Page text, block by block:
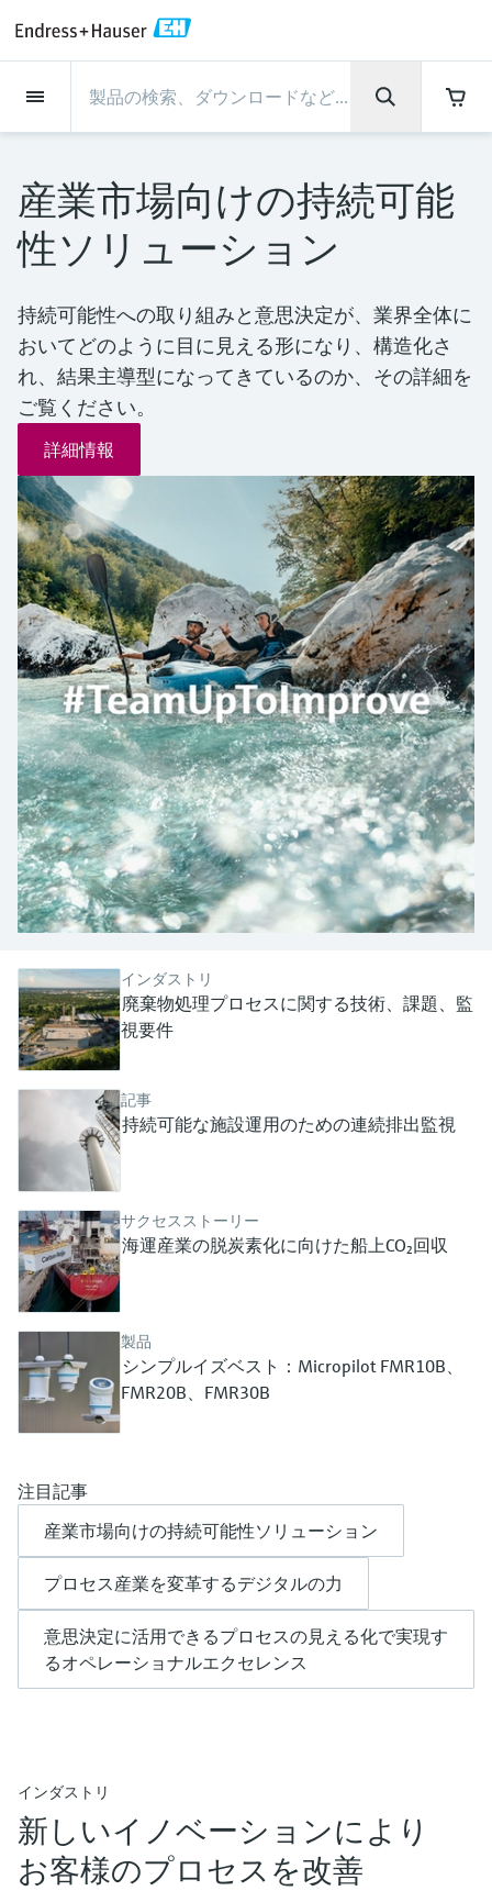
製品
流量計
レベル計・レベルスイッチ
水質分析
温度計
圧力 / 差圧伝送器
記録計・システム製品
化学成分の光学式分析
Netilion IIoT
ソフトウェア
製品ツール
製品ファインダ
製品の特性から、製品を検索できます。
製品選定ツール『Applicator』
用途に応じて製品を検索・選定・構成
ー）
機器固有の情報とドキュメント（取扱説明
書、技術仕様書、後継製品、スペアパー
ツ）を見つける
スペアパーツの検索
製品ルート、注文コード、またはシリアル
番号から予備部品を検索
流量計
電磁流量計
コリオリ質量流量計
超音波流量計
渦流量計
熱式質量流量計
差圧流量測定
製品一覧
レベル計・レベルスイッ
レーダーレベル計
ガイドレーダーレベル計
超音波式レベル計
静電容量式レベル計
静圧レベル測定
導電率式レベル計
フロート式レベルスイッチ
放射線式レベル計
パドル式レベルスイッチ
サーボ式レベル計
機械式レベル計
マイクロ波バリアレベル測定
圧力を使用したレベル測定
製品一覧
水質分析
pHセンサおよび変換器
Conductivity sensors & transmitters
濁度センサ & 変換器
塩素センサ & 変換器
溶存酸素センサおよび変換器
実験器具
自動ウォーターサンプラ
TOC, COD & SAC アナライザ
ORP（酸化 還元 電位）センサお
よび変換器
汚泥界面センサおよび変換器
栄養塩測定用アナライザ & センサ
金属測定用アナライザ
プロセスフォトメータ
マイクロ波透過による測定
Memosens technology
製品一覧
温度計
温度伝送器
産業用温度計
サーモウェル
高温用温度計
サニタリ温度計
一体型温度計
温度スイッチ
表面温度計
ケーブル付プローブ
マルチポイント温度計
製品一覧
圧力 / 差圧伝送器
絶対圧およびゲージ圧測定
差圧測定
製品一覧
記録計・システム製品
データマネージャ＆データロガー
プロセス表示器およびコントロー
電源およびバリア
ワイヤレスHART ソリューション
ゲートウェイ & モデム
ハンドヘルドコミュニケータ
Energy managers & application
managers
サージアレスタ
製品一覧
化学成分の光学式分析
TDLASとQF分析装置
ラマン分光システム
排出ガス監視ソリューション
粒子計測機器
デジタルアナライザソリューショ
プロセスガスアナライザ
大気質計測機器
煙検出器
視程測定装置
overheight detectors（車両の高さ
超過検出器）
製品一覧
Netilion IIoT
Netilion Value
Netilion Health
Netilion Analytics
Netilionライブラリ
Netilion Inventory
Netilion Connect
Netilion Device Viewer
Netilion Water
計装サービス
エンジニアリングサービス
サポートサービスおよび教育サー
計測器のメンテナンス
パフォーマンス最適化サービス
View all
エンジニアリングサービ
計器新規調整
延長保証
サポートサービスおよび
計測器サポート
プロセス計装トレーニング講座
計測器のメンテナンス
検証サービス
現地校正サービス
プロセスアナライザサービス
計測機器の修理
パフォーマンス最適化サー
測定性能分析
ダイナミックインストールベース
分析
インダストリー
食品 & 飲料産業
水処理・排水処理
石油・ガス／海事産業
ライフサイエンス
化学産業：サステナブルな成功の
パートナー
電力とエネルギー産業
鉱業、鉄鋼産業：持続可能な未来
を引き出す
ユーティリティ - 蒸気ソリューシ
ョン
すべての業界の注目
産業市場向けの持続可能性ソリュ
ーション
プロセス産業を変革するデジタル
意思決定に活用できるプロセスの
見える化で実現するオペレーショ
ナルエクセレンス
サポート
カスタマーサポート
サポートハブ：Endress+Hauserのサポート
に必要な情報を一括提供
取扱説明書、カタログ、ソフトウェア、ビ
デオ、認定書、その他さまざまなドキュメ
ントの検索、ダウンロードが可能です。
学ぶ
ラーニングセンター
Endress+Hauserのラーニングプラットフォ
ームなら、場所を問わず、最新技術を効率
的に学べます。豊富なコースとリソース
で、あなたのスキルアップを力強くサポー
トします。
イベント & トレーニング
研修、セミナー、展示会、サミット、オン
ラインセミナーなど、さまざまなイベント
からお選びください。
会社情報
Endress+Hauserについて
プロダクトセンターの役割
ケイパビリティ
導入事例
ニュース＆ストーリー
イベント & トレーニング
キャリア
Endress+Hauserについて
会社概要
エンドレスハウザー ジャパン
財務成績
グループ経営陣
沿革
企業文化と価値感
サステナビリティ
関連会社
プロダクトセンターの役
Endress+Hauser Level+Pressure
Endress+Hauser Liquid Analysis
Temperature+System Products
Endress+Hauser Digital Solutions
Endress+Hauser Optical Analysis
Endress+Hauser SICK
ケイパビリティ
プロセスの安全性
サイバーセキュリティ
プロジェクトのプロセスオートメ
ーション
My Endress+Hauser
B2B インテグレーション
ニュース＆ストーリー
ニュース＆ストーリー概要
すべての記事
プレスリリース
クイックファクト
メディア素材
プレスイベント
イベント & トレーニング
トレーニング
セミナー
展示会
オンラインセミナー
サミット
ネットワーキング
イベント & トレーニング ファイ
ンダ
キャリア
募集中の職種を見る
Endress+Hauserで働く
その他の採用情報
Job opportunities at Analytik Jena
Job opportunities with Innovative
Sensor Technology IST AG
Job opportunities at
Endress+Hauser SICK
産業市場向けの持続可能
性ソリューション
持続可能性への取り組みと意思決定が、業界全体に
おいてどのように目に見える形になり、構造化さ
れ、結果主導型になってきているのか、その詳細を
ご覧ください。
詳細情報
インダストリ
廃棄物処理プロセスに関する技術、課題、監
視要件
記事
持続可能な施設運用のための連続排出監視
サクセスストーリー
海運産業の脱炭素化に向けた船上CO₂回収
製品
シンプルイズベスト：Micropilot FMR10B、
FMR20B、FMR30B
注目記事
産業市場向けの持続可能性ソリューション
プロセス産業を変革するデジタルの力
意思決定に活用できるプロセスの見える化で実現す
るオペレーショナルエクセレンス
インダストリ
新しいイノベーションにより
お客様のプロセスを改善